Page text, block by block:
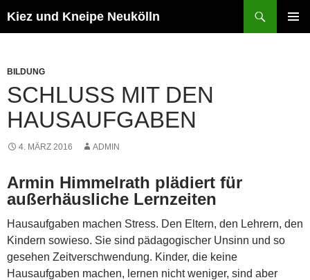
Inhalt
Kiez und Kneipe Neukölln
BILDUNG
SCHLUSS MIT DEN
HAUSAUFGABEN
4. MÄRZ 2016 ADMIN
Armin Himmelrath plädiert für
außerhäusliche Lernzeiten
Hausaufgaben machen Stress. Den Eltern, den Lehrern, den
Kindern sowieso. Sie sind pädagogischer Unsinn und so
gesehen Zeitverschwendung. Kinder, die keine
Hausaufgaben machen, lernen nicht weniger, sind aber